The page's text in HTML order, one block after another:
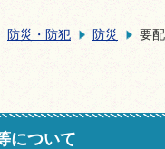
防災・防犯 防災 要
について